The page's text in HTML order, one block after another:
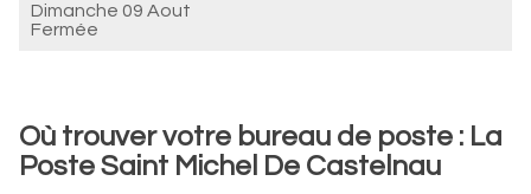
Dimanche 09 Aout
Fermée
Où trouver votre bureau de poste : La
Poste Saint Michel De Castelnau